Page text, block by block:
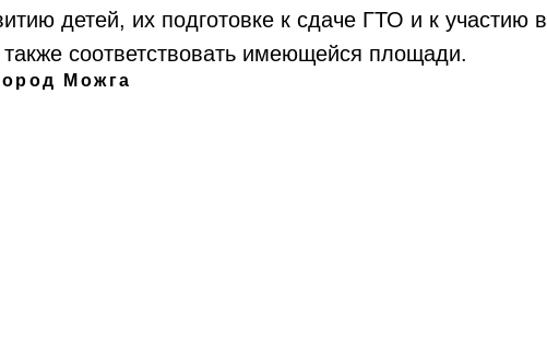
детей, их подготовке к сдаче ГТО и к участию в
соответствовать имеющейся площади.
Можга